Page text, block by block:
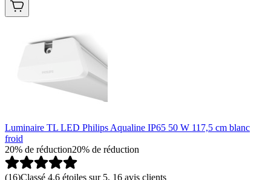
Luminaire TL LED Philips Aqualine IP65 50 W 117,5 cm blanc
froid
20% de réduction20% de réduction
(16)Classé 4.6 étoiles sur 5, 16 avis clients